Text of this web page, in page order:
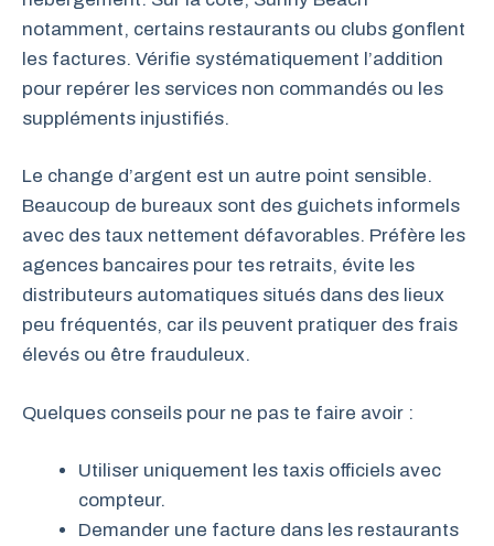
notamment, certains restaurants ou clubs gonflent
les factures. Vérifie systématiquement l’addition
pour repérer les services non commandés ou les
suppléments injustifiés.
Le change d’argent est un autre point sensible.
Beaucoup de bureaux sont des guichets informels
avec des taux nettement défavorables. Préfère les
agences bancaires pour tes retraits, évite les
distributeurs automatiques situés dans des lieux
peu fréquentés, car ils peuvent pratiquer des frais
élevés ou être frauduleux.
Quelques conseils pour ne pas te faire avoir :
Utiliser uniquement les taxis officiels avec
compteur.
Demander une facture dans les restaurants